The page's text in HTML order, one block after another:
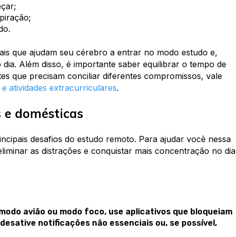
que ajudam seu cérebro a entrar no modo estudo e,
Além disso, é importante saber equilibrar o tempo de
que precisam conciliar diferentes compromissos, vale
atividades extracurriculares.
domésticas
desafios do estudo remoto. Para ajudar você nessa
as distrações e conquistar mais concentração no dia
avião ou modo foco, use aplicativos que bloqueiam
notificações não essenciais ou, se possível,